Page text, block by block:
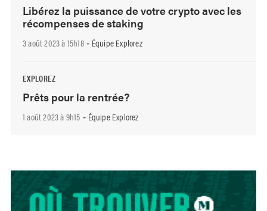
Libérez la puissance de votre crypto avec les
récompenses de staking
3 août 2023 à 15h18- Équipe Explorez
EXPLOREZ
Prêts pour la rentrée?
1 août 2023 à 9h15 - Équipe Explorez